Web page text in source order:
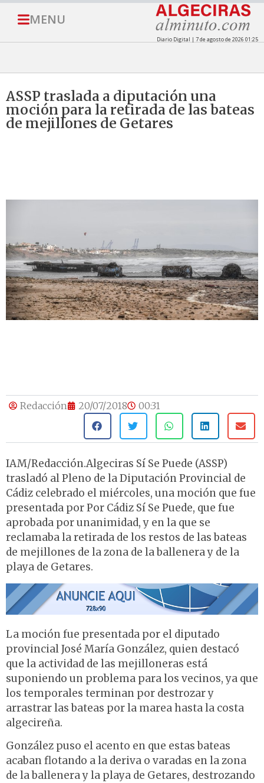
MENU
Diario Digital | 7 de agosto de 2026 01:25
ASSP traslada a diputación una
moción para la retirada de las bateas
de mejillones de Getares
Redacción 20/07/2018 00:31
IAM/Redacción.Algeciras Sí Se Puede (ASSP)
trasladó al Pleno de la Diputación Provincial de
Cádiz celebrado el miércoles, una moción que fue
presentada por Por Cádiz Sí Se Puede, que fue
aprobada por unanimidad, y en la que se
reclamaba la retirada de los restos de las bateas
de mejillones de la zona de la ballenera y de la
playa de Getares.
La moción fue presentada por el diputado
provincial José María González, quien destacó
que la actividad de las mejilloneras está
suponiendo un problema para los vecinos, ya que
los temporales terminan por destrozar y
arrastrar las bateas por la marea hasta la costa
algecireña.
González puso el acento en que estas bateas
acaban flotando a la deriva o varadas en la zona
de la ballenera y la playa de Getares, destrozando